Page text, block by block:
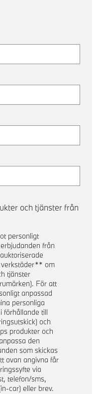
och tjänster från
personligt
från
verkstäder** om
tjänster
För att
anpassad
personliga
förhållande till
och
produkter och
den
som skickas
ovan angivna får
via
telefon/sms,
car) eller brev.